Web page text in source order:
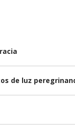
de luz